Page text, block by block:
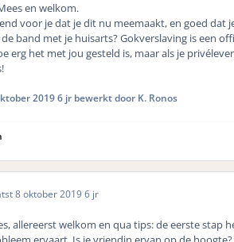
en welkom.
voor je dat je dit nu meemaakt, en goed dat
de band met je huisarts? Gokverslaving is een
erg het met jou gesteld is, maar als je
20196 jrbewerkt door K. Ronos
8 oktober 20196 jr
allereerst welkom en qua tips: de eerste stap